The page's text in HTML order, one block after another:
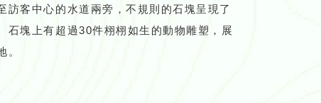
訪客中心的水道兩旁，不規則的石塊呈現了
石塊上有超過30件栩栩如生的動物雕塑，展
。